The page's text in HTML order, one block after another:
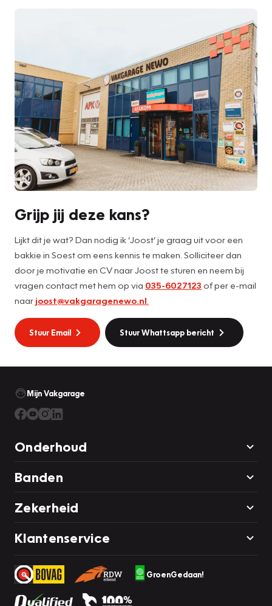
Grijp jij deze kans?
Lijkt dit je wat? Dan nodig ik ‘Joost’ je graag uit voor een
bakkie in Soest om eens kennis te maken. Solliciteer dan
door je motivatie en CV naar Joost te sturen en neem bij
vragen contact met hem op via 035-6027123 of per e-mail
naar joost@vakgaragenewo.nl
Stuur Email Stuur Whattsapp bericht
Mijn Vakgarage
Onderhoud
Banden
Zekerheid
Klantenservice
GroenGedaan!